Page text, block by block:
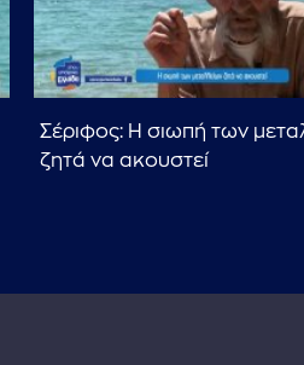
Σέριφος: Η σιωπή των
ζητά να ακουστεί